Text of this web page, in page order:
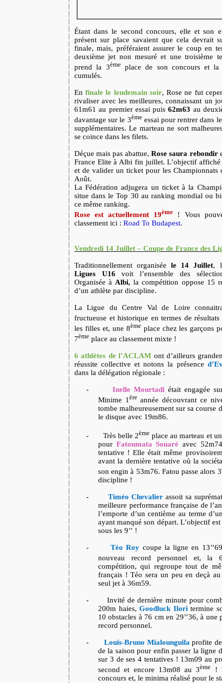
Étant dans le second concours, elle et son
présent sur place savaient que cela devrait
finale, mais, préféraient assurer le coup en
deuxième jet non mesuré et une troisième
prend la 3èmeplace de son concours et la
cumulés.
Enfinale le lendemain soir, Rose ne fut
rivaliser avec les meilleures, connaissant un
61m61 au premier essai puis62m63 au
davantage sur le 3èmeessai pour rentrer dans
supplémentaires. Le marteau ne sort
se coince dans les filets.
Déçue mais pas abattue,Rose saura rebondir
France Elite à Albi fin juillet. L’objectif affiché
et de valider un ticket pour les Championnats
Août.
La Fédération adjugera un ticket à la
situe dans le Top 30 au ranking mondial ou
ce même ranking.
Rose est actuellement 19ème
! Vous
classement ici : Road To Budapest.
Vendredi 14 Juillet – Coupe de France des
Traditionnellement organiséele 14 Juillet,
Ligues U16 voit l’ensemble des
Organisée àAlbi, la compétition oppose 15
d’un athlète par discipline.
La Ligue du Centre Val de Loire
fructueuse et historique en termes de
les filles et, une 8èmeplace chez les garçons
7ème place au classement mixte !
6 athlètes de l’ACLAM ont d’ailleurs
réussite collective et notons la présence
dans la délégation régionale :
- Inelle Mourtadi était engagée
Minime 1èreannée découvrant ce
tombe malheureusement sur sa course
le disque avec 19m86.
- Très belle 2ème place au marteau et
pour Fatoumata Souaré avec
tentative ! Elle était même
avant la dernière tentative où la
son engin à 53m76. Fatou passe alors 3
discipline !
- Timéo Chevalier assoit sa
meilleure performance française de
l’emporte d’un centième au terme
ayant manqué son départ. L’objectif
sous les 9’’ !
- Téo Roy coupe la ligne en
nouveau record personnel et, la
compétition, qui regroupe tout de
français ! Téo sera un peu en deçà
seul jet à 36m59.
-
Invité de dernière minute pour
200m haies,Goodluck Iloritermine
10 obstacles à 76 cm en 29’’36, à une
record personnel.
- Louis-Bruno Mialounguilaprofite de
de la saison pour enfin passer la ligne
sur 3 de ses 4 tentatives ! 13m09 au
second et encore 13m08 au 3ème !
concours et, le minima réalisé pour le